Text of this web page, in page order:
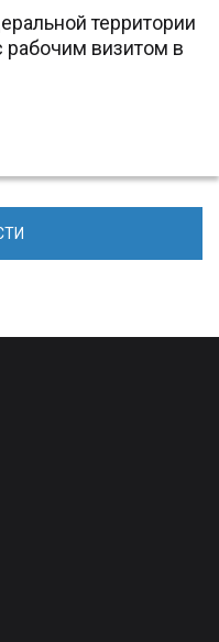
территории
визитом в